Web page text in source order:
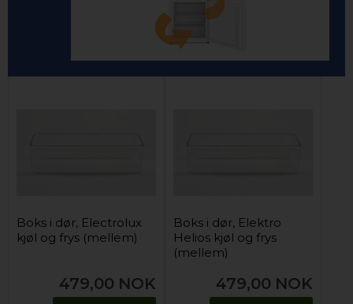
Boks i dør, Electrolux
kjøl og frys (mellem)
479,00 NOK
Boks i dør, Elektro
Helios kjøl og frys
(mellem)
479,00 NOK